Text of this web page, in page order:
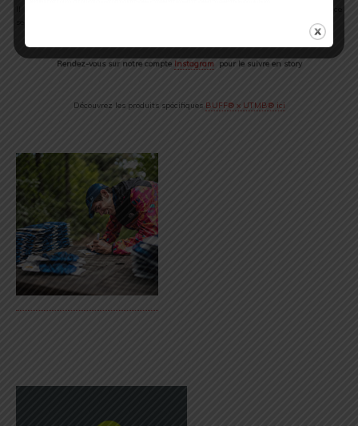
Rendez-vous sur notre compte Instagram pour le suivre en story
Découvrez les produits spécifiques BUFF® x UTMB® ici